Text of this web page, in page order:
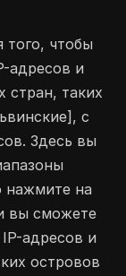
того, чтобы
адресов и
стран, таких
с
Здесь вы
нажмите на
вы сможете
адресов и
островов